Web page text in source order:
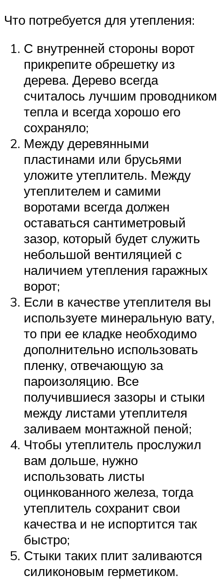
Что потребуется для утепления:
С внутренней стороны ворот
прикрепите обрешетку из
дерева. Дерево всегда
считалось лучшим проводником
тепла и всегда хорошо его
сохраняло;
Между деревянными
пластинами или брусьями
уложите утеплитель. Между
утеплителем и самими
воротами всегда должен
оставаться сантиметровый
зазор, который будет служить
небольшой вентиляцией с
наличием утепления гаражных
ворот;
Если в качестве утеплителя вы
используете минеральную вату,
то при ее кладке необходимо
дополнительно использовать
пленку, отвечающую за
пароизоляцию. Все
получившиеся зазоры и стыки
между листами утеплителя
заливаем монтажной пеной;
Чтобы утеплитель прослужил
вам дольше, нужно
использовать листы
оцинкованного железа, тогда
утеплитель сохранит свои
качества и не испортится так
быстро;
Стыки таких плит заливаются
силиконовым герметиком.